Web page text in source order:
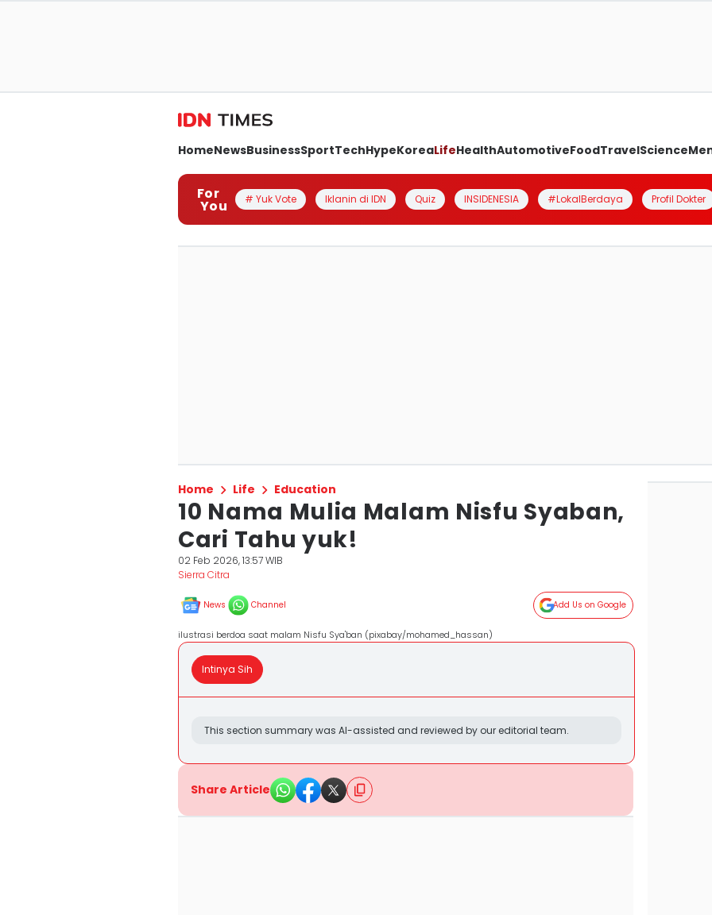
HomeNewsBusinessSportTechHypeKoreaLifeHealthAutomotiveFoodTravelScience
For
You # Yuk Vote Iklanin di IDN Quiz INSIDENESIA #LokalBerdaya Profil Dokter
Home Life Education
10 Nama Mulia Malam Nisfu Syaban,
Cari Tahu yuk!
02 Feb 2026, 13:57 WIB
Sierra Citra
News Channel Add Us on Google
ilustrasi berdoa saat malam Nisfu Sya'ban (pixabay/mohamed_hassan)
Intinya Sih
This section summary was AI-assisted and reviewed by our editorial team.
Share Article